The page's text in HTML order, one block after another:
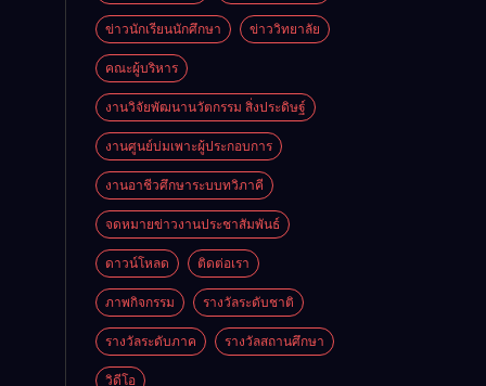
ข่าวนักเรียนนักศึกษา ข่าววิทยาลัย
คณะผู้บริหาร
งานวิจัยพัฒนานวัตกรรม สิ่งประดิษฐ์
งานศูนย์บ่มเพาะผู้ประกอบการ
งานอาชีวศึกษาระบบทวิภาคี
จดหมายข่าวงานประชาสัมพันธ์
ดาวน์โหลด ติดต่อเรา
ภาพกิจกรรม รางวัลระดับชาติ
รางวัลระดับภาค รางวัลสถานศึกษา
วิดีโอ